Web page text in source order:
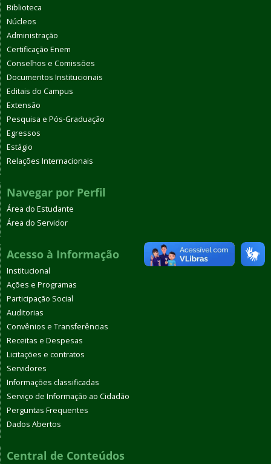
Biblioteca
Núcleos
Administração
Certificação Enem
Conselhos e Comissões
Documentos Institucionais
Editais do Campus
Extensão
Pesquisa e Pós-Graduação
Egressos
Estágio
Relações Internacionais
Navegar por Perfil
Área do Estudante
Área do Servidor
Acesso à Informação
Institucional
Ações e Programas
Participação Social
Auditorias
Convênios e Transferências
Receitas e Despesas
Licitações e contratos
Servidores
Informações classificadas
Serviço de Informação ao Cidadão
Perguntas Frequentes
Dados Abertos
Central de Conteúdos